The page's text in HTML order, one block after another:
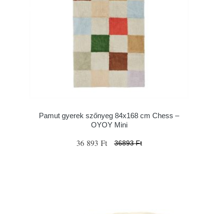
Pamut gyerek szőnyeg 84x168 cm Chess –
OYOY Mini
36 893 Ft 36893 Ft